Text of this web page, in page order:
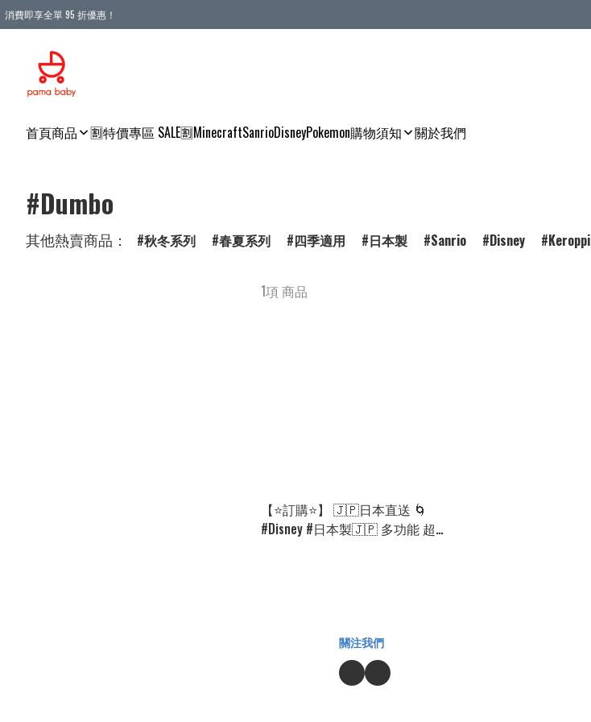
消費即享全單 95 折優惠！
首頁商品 🈹特價專區 SALE🈹MinecraftSanrioDisneyPokemon購物須知 關於我們
#Dumbo
其他熱賣商品： 秋冬系列 春夏系列 四季適用 日本製 Sanrio Disney Keroppi
1項 商品
【⭐訂購⭐】 🇯🇵日本直送 🌀
#Disney #日本製🇯🇵 多功能 超
關注我們